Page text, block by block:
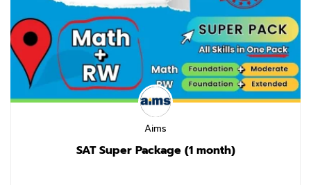
Aims
SAT Super Package (1 month)